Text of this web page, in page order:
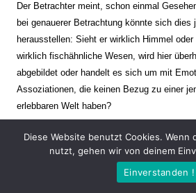
Der Betrachter meint, schon einmal
bei genauerer Betrachtung könnte sich dies
herausstellen: Sieht er wirklich Himmel
wirklich fischähnliche Wesen, wird hier
abgebildet oder handelt es sich um mit
Assoziationen, die keinen Bezug zu einer
erlebbaren Welt haben?
Verharren und Dynamik stehen sich dabei
oder verrinnt im Nu. Es soll dabei eine
zur Schmerzgrenze erzeugt werden. Die
Diese Website benutzt Cookies. Wenn
nutzt, gehen wir von deinem
Einverstanden !